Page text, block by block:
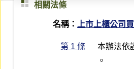
相關法條
名稱： 上市上櫃公司
第 1 條
本辦法依
。